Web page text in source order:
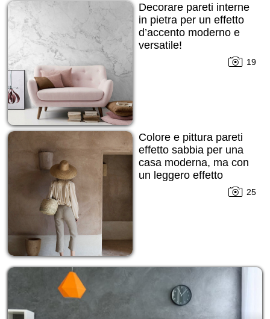
Decorare pareti interne
in pietra per un effetto
d’accento moderno e
versatile!
19
Colore e pittura pareti
effetto sabbia per una
casa moderna, ma con
un leggero effetto
25